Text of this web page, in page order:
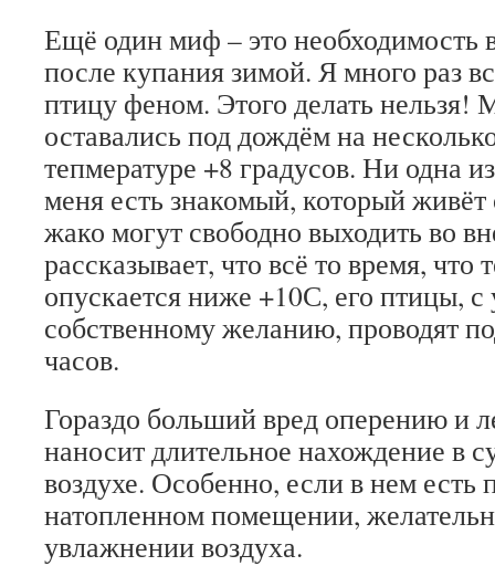
Ещё один миф – это необходимость
после купания зимой. Я много раз
птицу феном. Этого делать нельзя!
оставались под дождём на
тепмературе +8 градусов. Ни одна
меня есть знакомый, который
жако могут свободно выходить во
рассказывает, что всё то время, что
опускается ниже +10С, его птицы, с
собственному желанию, проводят
часов.
Гораздо больший вред оперению и
наносит длительное нахождение в
воздухе. Особенно, если в нем
натопленном помещении,
увлажнении воздуха.